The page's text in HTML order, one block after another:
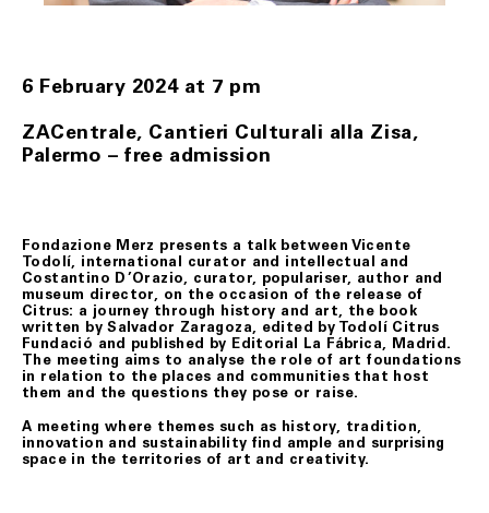
I difetti di fabbricazione non evidentemente riconoscibili
essere comunicati a Fondazione Merz dal Cliente.
In tutti i casi di cui sopra, gli uffici competenti di
prodotto/i, senza alcuna spesa di spedizione aggiuntiva
a carico del Cliente.
Il Cliente dovrà procedere alla restituzione del/i
prodotto/i, secondo le istruzioni e all’indirizzo postale
ottenuti contattando il Servizio Assistenza,
provvedendo ad imballare accuratamente il prodotto,
accludendovi l’imballo originale, i sigilli eventualmente
apposti nonché l’eventuale documentazione accessoria.
ART. 9 RISOLUZIONE DEL CONTRATTO
Fondazione Merz si riserva il diritto di risolvere il
6 February 2024 at 7 pm
ZACentrale, Cantieri Culturali alla Zisa,
Palermo – free admission
Fondazione Merz presents a talk between Vicente
Todolí, international curator and intellectual and
Costantino D’Orazio, curator, populariser, author and
museum director, on the occasion of the release of
Citrus: a journey through history and art, the book
written by Salvador Zaragoza, edited by Todolí Citrus
Fundació and published by Editorial La Fábrica, Madrid.
The meeting aims to analyse the role of art foundations
in relation to the places and communities that host
them and the questions they pose or raise.
A meeting where themes such as history, tradition,
innovation and sustainability find ample and surprising
space in the territories of art and creativity.